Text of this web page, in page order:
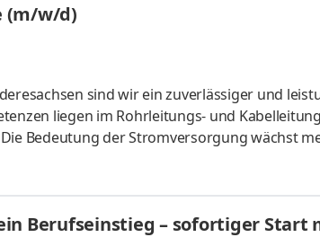
(m/w/d)
sind wir ein zuverlässiger und
liegen im Rohrleitungs- und
unsere Elektro-Teams weiter aus. In dieser
Region zusammen.
Berufseinstieg – sofortiger Start